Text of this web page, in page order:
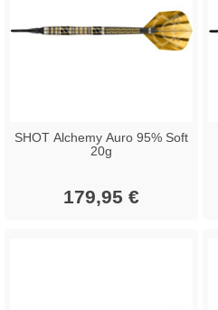
SHOT Alchemy Auro 95% Soft
20g
179,95 €